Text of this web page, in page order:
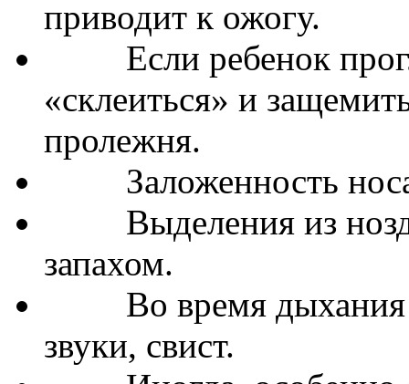
приводит к ожогу.
Если ребенок
«склеиться» и
пролежня.
Заложенность носа
Выделения из
запахом.
Во время дыхания
звуки, свист.